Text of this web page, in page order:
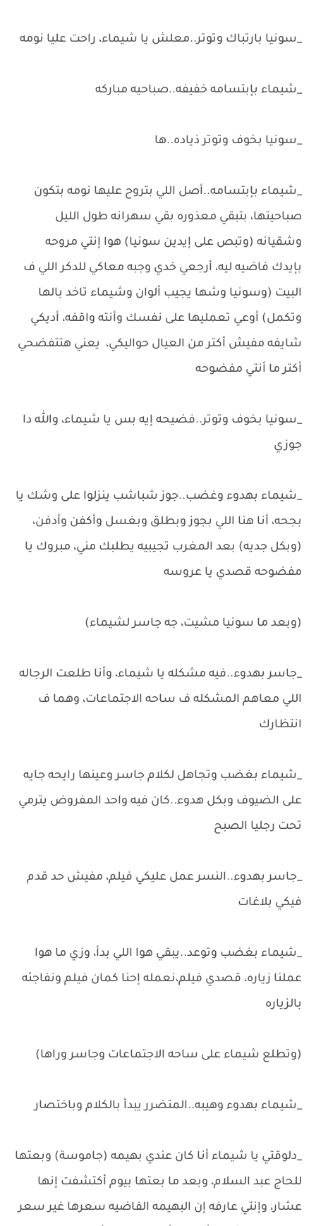
_سونيا بارتباك وتوتر..معلش يا شيماء، راحت عليا نومه
_شيماء بإبتسامه خفيفه..صباحيه مباركه
_سونيا بخوف وتوتر ذياده..ها
_شيماء بإبتسامه..أصل اللي بتروح عليها نومه بتكون
صباحيتها، بتبقي معذوره بقي سهرانه طول الليل
وشقيانه (وتبص على إيدين سونيا) هوا إنتي مروحه
بإيدك فاضيه ليه، أرجعي خدي وجبه معاكي للدكر اللي ف
البيت (وسونيا وشها يجيب ألوان وشيماء تاخد بالها
وتكمل) أوعي تعمليها على نفسك وأنته واقفه، أديكي
شايفه مفيش أكتر من العيال حواليكي، يعني هتتفضحي
أكتر ما أنتي مفضوحه
_سونيا بخوف وتوتر..فضيحه إيه بس يا شيماء، والله دا
جوزي
_شيماء بهدوء وغضب..جوز شباشب ينزلوا على وشك يا
بجحه، أنا هنا اللي بجوز وبطلق وبغسل وأكفن وأدفن،
(وبكل جديه) بعد المغرب تجيبيه يطلبك مني، مبروك يا
مفضوحه قصدي يا عروسه
(وبعد ما سونيا مشيت، جه جاسر لشيماء)
_جاسر بهدوء..فيه مشكله يا شيماء، وأنا طلعت الرجاله
اللي معاهم المشكله ف ساحه الاجتماعات، وهما ف
انتظارك
_شيماء بغضب وتجاهل لكلام جاسر وعينها رايحه جايه
على الضيوف وبكل هدوء..كان فيه واحد المفروض يترمي
تحت رجليا الصبح
_جاسر بهدوء..النسر عمل عليكي فيلم، مفيش حد قدم
فيكي بلاغات
_شيماء بغضب وتوعد..يبقي هوا اللي بدأ، وزي ما هوا
عملنا زياره، قصدي فيلم،نعمله إحنا كمان فيلم ونفاجئه
بالزياره
(وتطلع شيماء على ساحه الاجتماعات وجاسر وراها)
_شيماء بهدوء وهيبه..المتضرر يبدأ بالكلام وباختصار
_دلوقتي يا شيماء أنا كان عندي بهيمه (جاموسة) وبعتها
للحاج عبد السلام، وبعد ما بعتها بيوم أكتشفت إنها
عشار، وإنتي عارفه إن البهيمه الفاضيه سعرها غير سعر